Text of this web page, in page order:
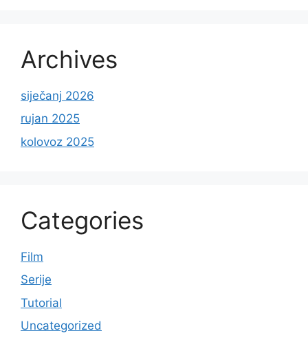
Archives
siječanj 2026
rujan 2025
kolovoz 2025
Categories
Film
Serije
Tutorial
Uncategorized